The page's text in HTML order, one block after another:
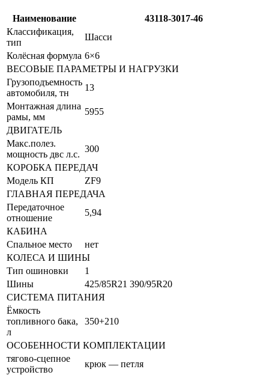
Наименование
43118-3017-46
Классификация,
тип
Шасси
Колёсная формула 6×6
ВЕСОВЫЕ ПАРАМЕТРЫ И НАГРУЗКИ
Грузоподъемность
автомобиля, тн
13
Монтажная длина
рамы, мм
5955
ДВИГАТЕЛЬ
Макс.полез.
мощность двс л.с.
300
КОРОБКА ПЕРЕДАЧ
Модель КП
ZF9
ГЛАВНАЯ ПЕРЕДАЧА
Передаточное
отношение
5,94
КАБИНА
Спальное место
нет
КОЛЕСА И ШИНЫ
Тип ошиновки
1
Шины
425/85R21 390/95R20
СИСТЕМА ПИТАНИЯ
Ёмкость
топливного бака,
л
350+210
ОСОБЕННОСТИ КОМПЛЕКТАЦИИ
тягово-сцепное
устройство
крюк — петля